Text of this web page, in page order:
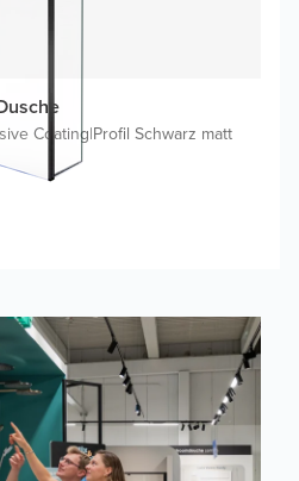
Coating|Profil Schwarz matt